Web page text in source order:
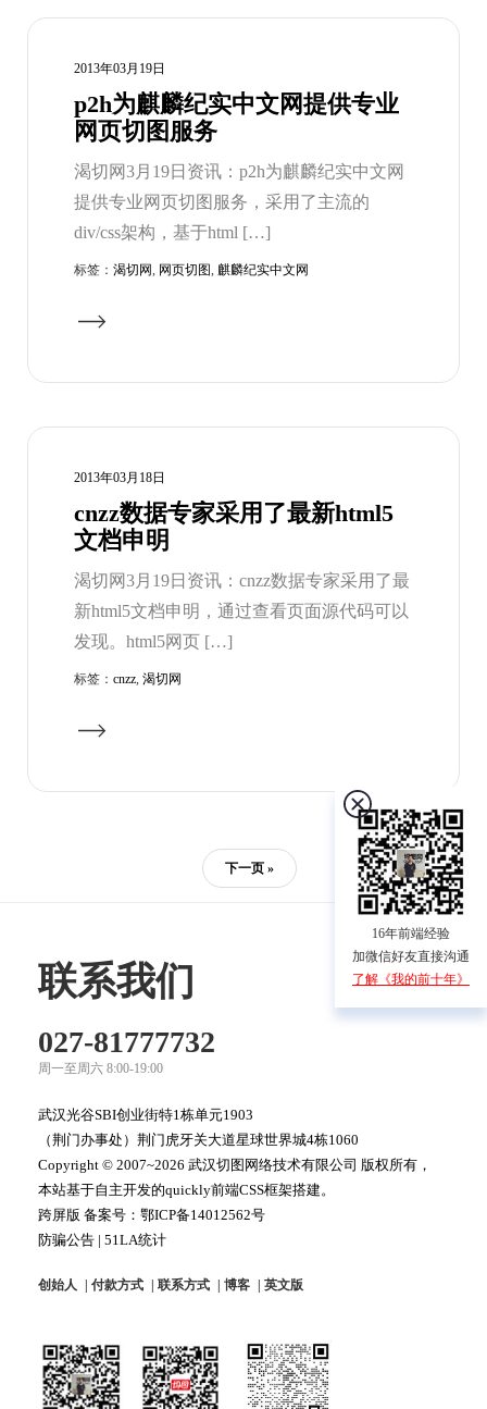
2013年03月19日
p2h为麒麟纪实中文网提供专业
网页切图服务
渴切网3月19日资讯：p2h为麒麟纪实中文网
提供专业网页切图服务，采用了主流的
div/css架构，基于html […]
标签： 渴切网, 网页切图, 麒麟纪实中文网
2013年03月18日
cnzz数据专家采用了最新html5
文档申明
渴切网3月19日资讯：cnzz数据专家采用了最
新html5文档申明，通过查看页面源代码可以
发现。html5网页 […]
标签： cnzz, 渴切网
下一页 »
联系我们
027-81777732
周一至周六 8:00-19:00
武汉光谷SBI创业街特1栋单元1903
（荆门办事处）荆门虎牙关大道星球世界城4栋1060
Copyright © 2007~2026 武汉切图网络技术有限公司 版权所有，
本站基于自主开发的quickly前端CSS框架搭建。
跨屏版 备案号： 鄂ICP备14012562号
防骗公告 | 51LA统计
创始人 付款方式 联系方式 博客 英文版
16年前端经验
加微信好友直接沟通
了解《我的前十年》